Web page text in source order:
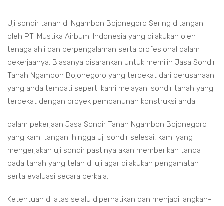
Uji sondir tanah di Ngambon Bojonegoro Sering ditangani
oleh PT. Mustika Airbumi Indonesia yang dilakukan oleh
tenaga ahli dan berpengalaman serta profesional dalam
pekerjaanya. Biasanya disarankan untuk memilih Jasa Sondir
Tanah Ngambon Bojonegoro yang terdekat dari perusahaan
yang anda tempati seperti kami melayani sondir tanah yang
terdekat dengan proyek pembanunan konstruksi anda.
dalam pekerjaan Jasa Sondir Tanah Ngambon Bojonegoro
yang kami tangani hingga uji sondir selesai, kami yang
mengerjakan uji sondir pastinya akan memberikan tanda
pada tanah yang telah di uji agar dilakukan pengamatan
serta evaluasi secara berkala.
Ketentuan di atas selalu diperhatikan dan menjadi langkah-